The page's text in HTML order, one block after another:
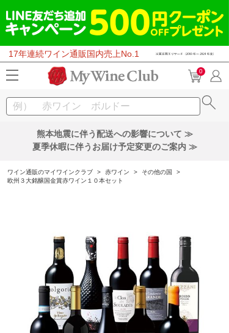
17年連続ワイン通販国内売上No.1
0
熊本地震に伴う配送への影響について ≫
夏季休暇に伴うお届け予定変更のご案内 ≫
ワイン通販のマイワインクラブ > 赤ワイン > その他の国
>
欧州３大銘醸国金賞赤ワイン１０本セット